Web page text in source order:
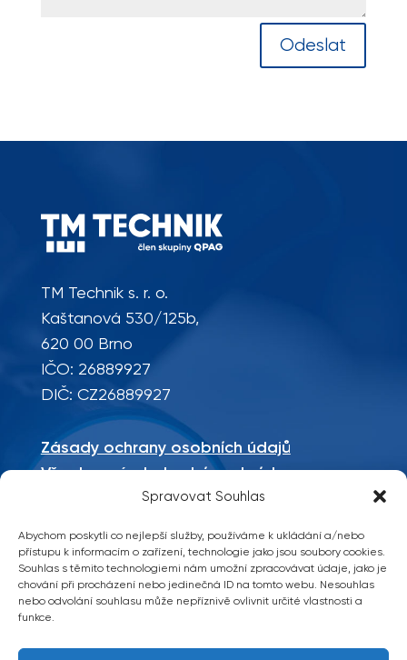
Spravovat Souhlas
Abychom poskytli co nejlepší služby, používáme k ukládání a/nebo
přístupu k informacím o zařízení, technologie jako jsou soubory cookies.
Souhlas s těmito technologiemi nám umožní zpracovávat údaje, jako je
chování při procházení nebo jedinečná ID na tomto webu. Nesouhlas
nebo odvolání souhlasu může nepříznivě ovlivnit určité vlastnosti a
funkce.
Odeslat
TM Technik s. r. o.
Kaštanová 530/125b,
620 00 Brno
IČO: 26889927
DIČ: CZ26889927
Zásady ochrany osobních údajů
Všeobecné obchodní podmínky
Mapa stránek
Sociální sítě